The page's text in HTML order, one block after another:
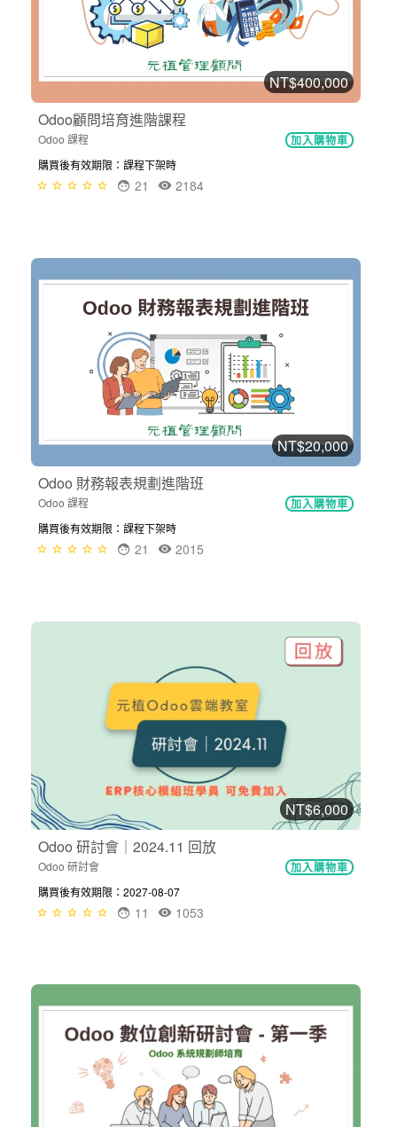
NT$400,000
Odoo顧問培育進階課程
Odoo 課程 加入購物車
購買後有效期限：課程下架時
2184
21
NT$20,000
Odoo 財務報表規劃進階班
Odoo 課程 加入購物車
購買後有效期限：課程下架時
2015
21
NT$6,000
Odoo 研討會｜2024.11 回放
Odoo 研討會 加入購物車
購買後有效期限：2027-08-07
1053
11